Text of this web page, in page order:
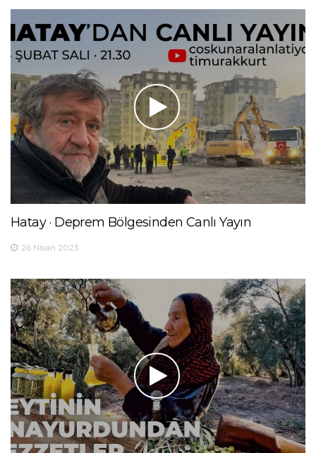
Hatay · Deprem Bölgesinden Canlı Yayın
26 Nisan 2023